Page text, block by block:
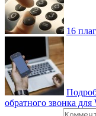
16
обратного звонка для